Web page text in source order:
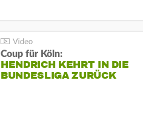
Coup für Köln:
HENDRICH KEHRT IN DIE
BUNDESLIGA ZURÜCK